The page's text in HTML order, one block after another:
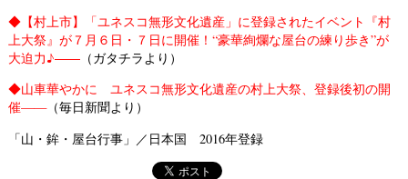
◆【村上市】「ユネスコ無形文化遺産」に登録されたイベント『村
上大祭』が７月６日・７日に開催！“豪華絢爛な屋台の練り歩き”が
大迫力♪――（ガタチラより）
◆山車華やかに ユネスコ無形文化遺産の村上大祭、登録後初の開
催——（毎日新聞より）
「山・鉾・屋台行事」／日本国 2016年登録